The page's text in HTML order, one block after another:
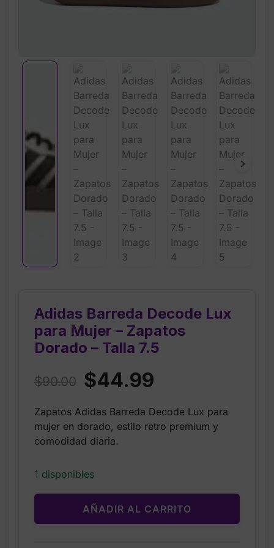
Adidas Barreda Decode Lux
para Mujer – Zapatos
Dorado – Talla 7.5
$90.00 Original
was:
$90.00.
$44.99
is:
Zapatos Adidas Barreda Decode Lux para
mujer en dorado, estilo retro premium y
comodidad diaria.
1 disponibles
AÑADIR AL CARRITO